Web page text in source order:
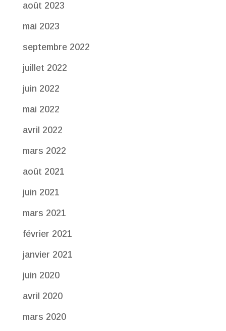
août 2023
mai 2023
septembre 2022
juillet 2022
juin 2022
mai 2022
avril 2022
mars 2022
août 2021
juin 2021
mars 2021
février 2021
janvier 2021
juin 2020
avril 2020
mars 2020